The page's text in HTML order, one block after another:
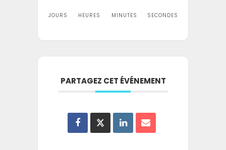
JOURS HEURES MINUTES SECONDES
PARTAGEZ CET ÉVÉNEMENT